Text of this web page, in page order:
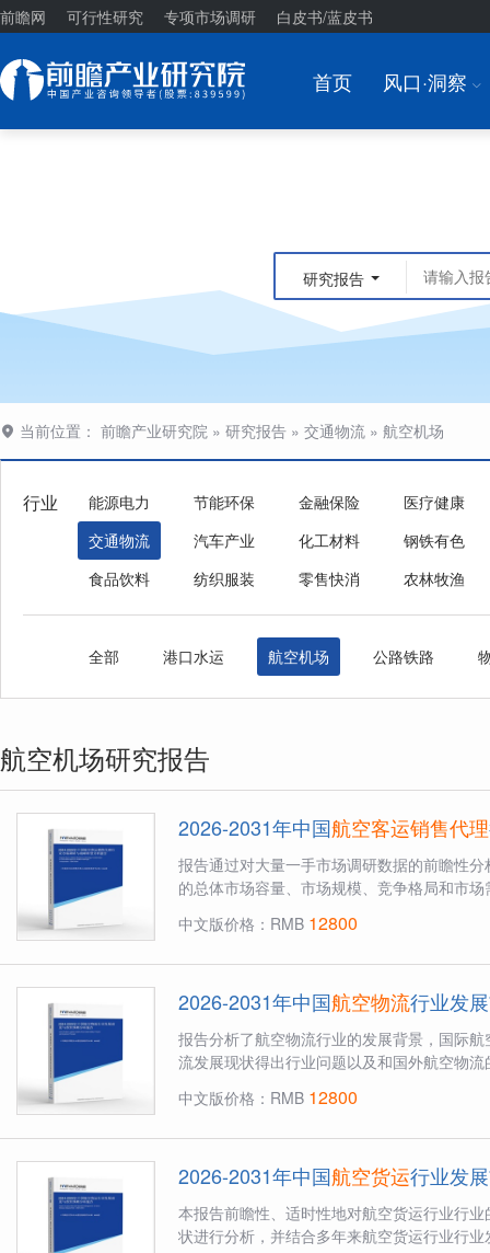
前瞻网 可行性研究 专项市场调研 白皮书/蓝皮书
首页 风口·洞察 I
研究报告
当前位置： 前瞻产业研究院 » 研究报告 » 交通物流 » 航空机场
行业 能源电力 节能环保 金融保险
医疗健康
交通物流
汽车产业 化工材料
钢铁有色
食品饮料
纺织服装 零售快消 农林牧渔
全部 港口水运 航空机场 公路铁路
航空机场研究报告
2026-2031年中国航空客运销售代理
报告通过对大量一手市场调研数据的前瞻性
的总体市场容量、市场规模、竞争格局和市
中文版价格：RMB 12800
2026-2031年中国航空物流行业发
报告分析了航空物流行业的发展背景，国际
流发展现状得出行业问题以及和国外航空物
中文版价格：RMB 12800
2026-2031年中国航空货运行业发
本报告前瞻性、适时性地对航空货运行业行
状进行分析，并结合多年来航空货运行业行